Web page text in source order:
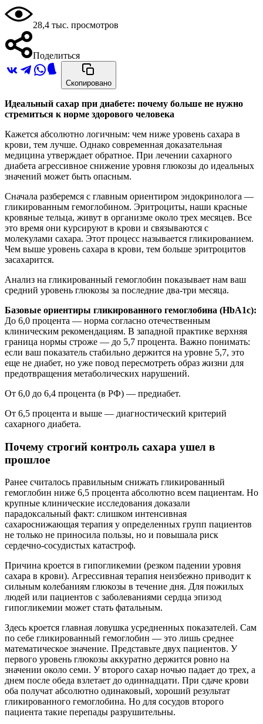
28,4 тыс. просмотров
Поделиться
Скопировано
Идеальный сахар при диабете: почему больше не нужно
стремиться к норме здорового человека
Кажется абсолютно логичным: чем ниже уровень сахара в
крови, тем лучше. Однако современная доказательная
медицина утверждает обратное. При лечении сахарного
диабета агрессивное снижение уровня глюкозы до идеальных
значений может быть опасным.
Сначала разберемся с главным ориентиром эндокринолога —
гликированным гемоглобином. Эритроциты, наши красные
кровяные тельца, живут в организме около трех месяцев. Все
это время они курсируют в крови и связываются с
молекулами сахара. Этот процесс называется гликированием.
Чем выше уровень сахара в крови, тем больше эритроцитов
засахарится.
Анализ на гликированный гемоглобин показывает нам ваш
средний уровень глюкозы за последние два-три месяца.
Базовые ориентиры гликированного гемоглобина (HbA1c):
До 6,0 процента — норма согласно отечественным
клиническим рекомендациям. В западной практике верхняя
граница нормы строже — до 5,7 процента. Важно понимать:
если ваш показатель стабильно держится на уровне 5,7, это
еще не диабет, но уже повод пересмотреть образ жизни для
предотвращения метаболических нарушений.
От 6,0 до 6,4 процента (в РФ) — предиабет.
От 6,5 процента и выше — диагностический критерий
сахарного диабета.
Почему строгий контроль сахара ушел в
прошлое
Ранее считалось правильным снижать гликированный
гемоглобин ниже 6,5 процента абсолютно всем пациентам. Но
крупные клинические исследования доказали
парадоксальный факт: слишком интенсивная
сахароснижающая терапия у определенных групп пациентов
не только не приносила пользы, но и повышала риск
сердечно-сосудистых катастроф.
Причина кроется в гипогликемии (резком падении уровня
сахара в крови). Агрессивная терапия неизбежно приводит к
сильным колебаниям глюкозы в течение дня. Для пожилых
людей или пациентов с заболеваниями сердца эпизод
гипогликемии может стать фатальным.
Здесь кроется главная ловушка усредненных показателей. Сам
по себе гликированный гемоглобин — это лишь среднее
математическое значение. Представьте двух пациентов. У
первого уровень глюкозы аккуратно держится ровно на
значении около семи. У второго сахар ночью падает до трех, а
днем после обеда взлетает до одиннадцати. При сдаче крови
оба получат абсолютно одинаковый, хороший результат
гликированного гемоглобина. Но для сосудов второго
пациента такие перепады разрушительны.